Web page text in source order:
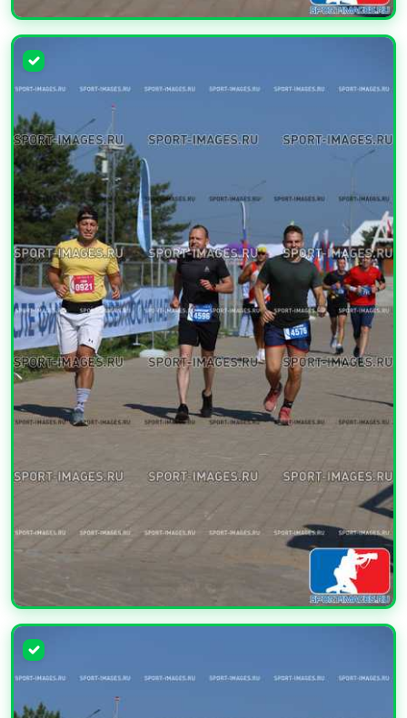
УВЕЛИЧИТЬ
УВЕЛИЧИТЬ